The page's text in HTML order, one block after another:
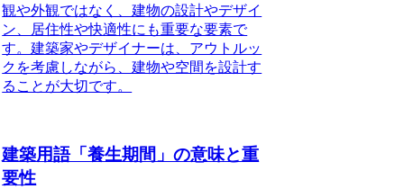
観や外観ではなく、建物の設計やデザイ
ン、居住性や快適性にも重要な要素で
す。建築家やデザイナーは、アウトルッ
クを考慮しながら、建物や空間を設計す
ることが大切です。
建築用語「養生期間」の意味と重
要性